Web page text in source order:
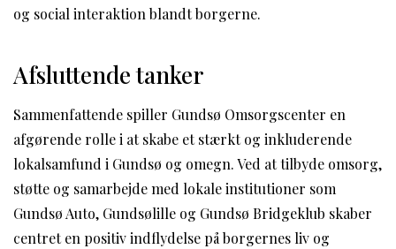
og social interaktion blandt borgerne.
Afsluttende tanker
Sammenfattende spiller Gundsø Omsorgscenter en
afgørende rolle i at skabe et stærkt og inkluderende
lokalsamfund i Gundsø og omegn. Ved at tilbyde omsorg,
støtte og samarbejde med lokale institutioner som
Gundsø Auto, Gundsølille og Gundsø Bridgeklub skaber
centret en positiv indflydelse på borgernes liv og